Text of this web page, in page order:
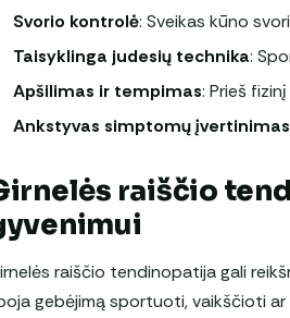
Svorio kontrolė: Sveikas kūno
Taisyklinga judesių technika:
Apšilimas ir tempimas: Prieš
Ankstyvas simptomų įvertinimas
raiščio
raiščio tendinopatija gali
gebėjimą sportuoti, vaikščioti